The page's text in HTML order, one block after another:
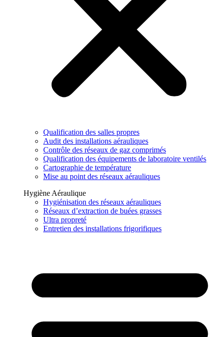
Qualification des salles propres
Audit des installations aérauliques
Contrôle des réseaux de gaz comprimés
Qualification des équipements de laboratoire ventilés
Cartographie de température
Mise au point des réseaux aérauliques
Hygiène Aéraulique
Hygiénisation des réseaux aérauliques
Réseaux d’extraction de buées grasses
Ultra propreté
Entretien des installations frigorifiques